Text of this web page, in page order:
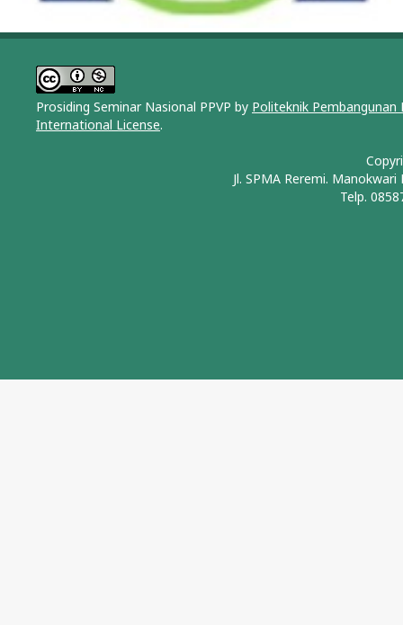
Prosiding Seminar Nasional PPVP by Politeknik
International License.
Jl. SPMA Reremi.
Telp.